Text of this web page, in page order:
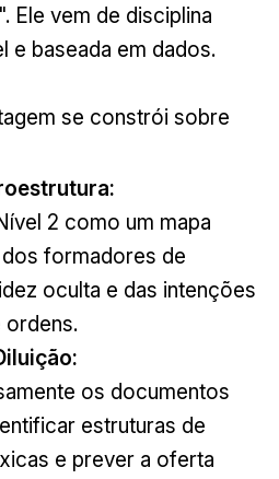
Ele vem de disciplina
e baseada em dados.
se constrói sobre
2 como um mapa
formadores de
oculta e das intenções
ordens.
os documentos
estruturas de
e prever a oferta